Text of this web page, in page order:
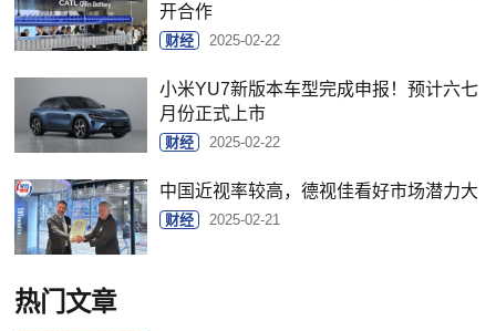
开合作
财经 2025-02-22
小米YU7新版本车型完成申报！预计六七
月份正式上市
财经 2025-02-22
中国近视率较高，德视佳看好市场潜力大
财经 2025-02-21
热门文章